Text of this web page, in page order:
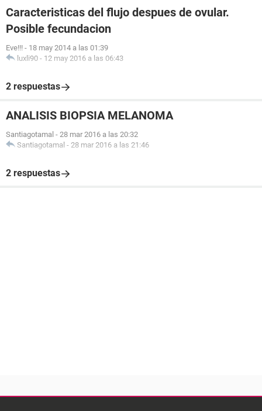
Caracteristicas del flujo despues de ovular.
Posible fecundacion
Eve!!! - 18 may 2014 a las 01:39
luxli90 - 12 may 2016 a las 06:43
2 respuestas
ANALISIS BIOPSIA MELANOMA
Santiagotamal - 28 mar 2016 a las 20:32
Santiagotamal - 28 mar 2016 a las 21:46
2 respuestas